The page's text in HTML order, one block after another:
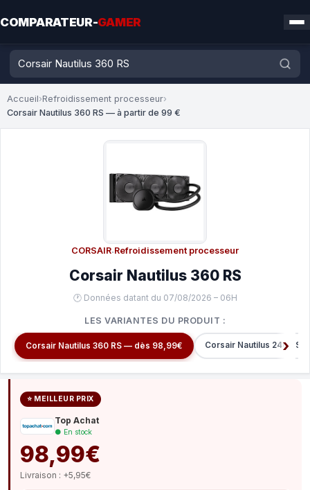
COMPARATEUR-GAMER
Accueil›Refroidissement processeur›
Corsair Nautilus 360 RS — à partir de 99 €
CORSAIR·Refroidissement processeur
Corsair Nautilus 360 RS
🕐 Données datant du 07/08/2026 – 06H
LES VARIANTES DU PRODUIT :
Corsair Nautilus 360 RS — dès 98,99€ Corsair Nautilus 240 RS
⭐ MEILLEUR PRIX
Top Achat
● En stock
98,99€
Livraison : +5,95€